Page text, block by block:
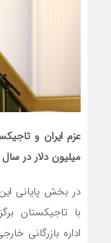
میلیون دلار در سال
در بخش پایانی
با تاجیکستان
اداره بازرگانی